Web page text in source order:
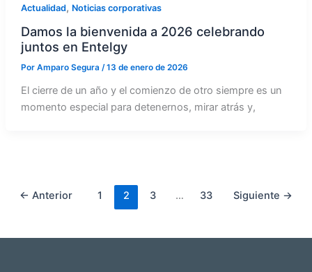
Actualidad, Noticias corporativas
Damos la bienvenida a 2026 celebrando
juntos en Entelgy
Por Amparo Segura /13 de enero de 2026
El cierre de un año y el comienzo de otro siempre es un
momento especial para detenernos, mirar atrás y,
← Anterior 1 2 3 … 33 Siguiente →